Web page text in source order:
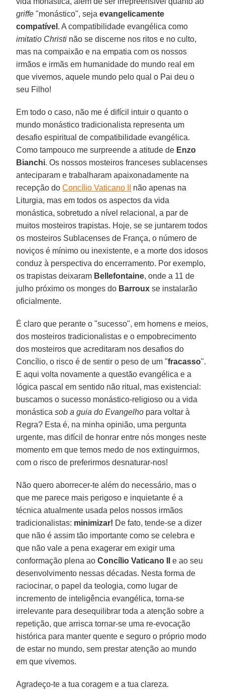
griffe "monástico", sejaevangelicamente
compatível . A compatibilidade evangélica como
imitatio Christi não se discerne nos ritos e no culto,
mas na compaixão e na empatia com os nossos
irmãos e irmãs em humanidade do mundo real em
que vivemos, aquele mundo pelo qual o Pai deu o
seu Filho!
Em todo o caso, não me é difícil intuir o quanto o
mundo monástico tradicionalista representa um
desafio espiritual de compatibilidade evangélica.
Como tampouco me surpreende a atitude de Enzo
Bianchi. Os nossos mosteiros franceses sublacenses
anteciparam e trabalharam apaixonadamente na
recepção doConcílio Vaticano II
não apenas na
Liturgia, mas em todos os aspectos da vida
monástica, sobretudo a nível relacional, a par de
muitos mosteiros trapistas. Hoje, se se juntarem todos
os mosteiros Sublacenses de França, o número de
noviços é mínimo ou inexistente, e a morte dos idosos
conduz à perspectiva do encerramento. Por exemplo,
os trapistas deixaram Bellefontaine, onde a 11 de
julho próximo os monges do Barroux se instalarão
oficialmente.
É claro que perante o "sucesso", em homens e meios,
dos mosteiros tradicionalistas e o empobrecimento
dos mosteiros que acreditaram nos desafios do
Concílio, o risco é de sentir o peso de um "fracasso".
E aqui volta novamente a questão evangélica e a
lógica pascal em sentido não ritual, mas existencial:
buscamos o sucesso monástico-religioso ou a vida
monásticasob a guia do Evangelho para voltar à
Regra? Esta é, na minha opinião, uma pergunta
urgente, mas difícil de honrar entre nós monges neste
momento em que temos medo de nos extinguirmos,
com o risco de preferirmos desnaturar-nos!
Não quero aborrecer-te além do necessário, mas o
que me parece mais perigoso e inquietante é a
técnica atualmente usada pelos nossos irmãos
tradicionalistas: minimizar! De fato, tende-se a dizer
que não é assim tão importante como se celebra e
que não vale a pena exagerar em exigir uma
conformação plena aoConcílio Vaticano II
e ao seu
desenvolvimento nessas décadas. Nesta forma de
raciocinar, o papel da teologia, como lugar de
incremento de inteligência evangélica, torna-se
irrelevante para desequilibrar toda a atenção sobre a
repetição, que arrisca tornar-se uma re-evocação
histórica para manter quente e seguro o próprio modo
de estar no mundo, sem prestar atenção ao mundo
em que vivemos.
Agradeço-te a tua coragem e a tua clareza.